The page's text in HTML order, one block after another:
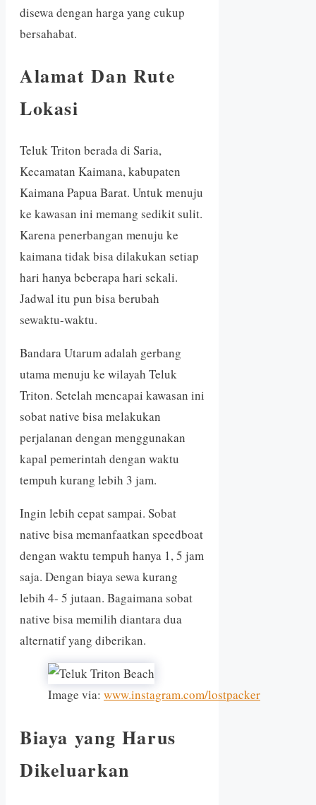
disewa dengan harga yang cukup
bersahabat.
Alamat Dan Rute
Lokasi
Teluk Triton berada di Saria,
Kecamatan Kaimana, kabupaten
Kaimana Papua Barat. Untuk menuju
ke kawasan ini memang sedikit sulit.
Karena penerbangan menuju ke
kaimana tidak bisa dilakukan setiap
hari hanya beberapa hari sekali.
Jadwal itu pun bisa berubah
sewaktu-waktu.
Bandara Utarum adalah gerbang
utama menuju ke wilayah Teluk
Triton. Setelah mencapai kawasan ini
sobat native bisa melakukan
perjalanan dengan menggunakan
kapal pemerintah dengan waktu
tempuh kurang lebih 3 jam.
Ingin lebih cepat sampai. Sobat
native bisa memanfaatkan speedboat
dengan waktu tempuh hanya 1, 5 jam
saja. Dengan biaya sewa kurang
lebih 4- 5 jutaan. Bagaimana sobat
native bisa memilih diantara dua
alternatif yang diberikan.
Image via: www.instagram.com/lostpacker
Biaya yang Harus
Dikeluarkan